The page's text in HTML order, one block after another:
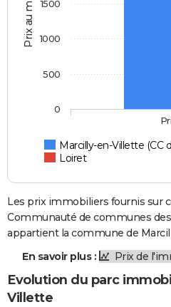
Prix au m2
Marcilly-en-Villette (CC
Loiret
0
500
1000
1500
Les prix immobiliers fournis sur
Communauté de communes
appartient la commune de
En savoir plus :
Prix de
Evolution du parc
Villette